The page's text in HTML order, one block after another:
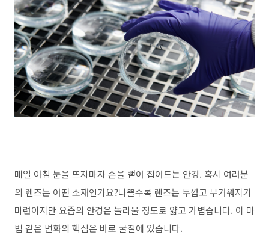
매일 아침 눈을 뜨자마자 손을 뻗어 집어드는 안경. 혹시 여러분
의 렌즈는 어떤 소재인가요?나쁠수록 렌즈는 두껍고 무거워지기
마련이지만 요즘의 안경은 놀라울 정도로 얇고 가볍습니다. 이 마
법 같은 변화의 핵심은 바로 굴절에 있습니다.